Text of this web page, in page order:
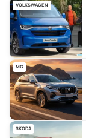
VOLKSWAGEN
MG
SKODA